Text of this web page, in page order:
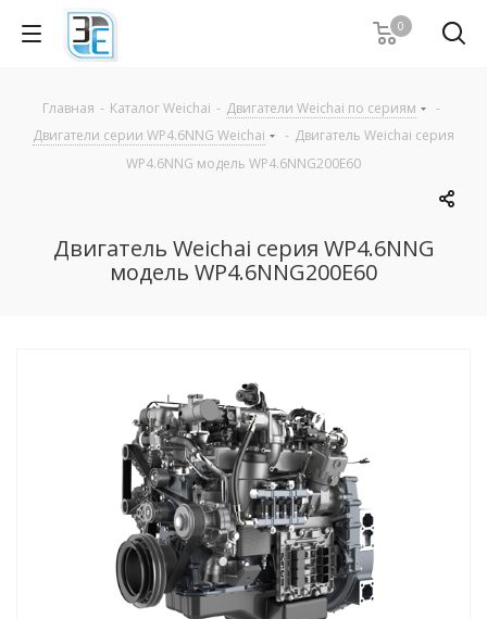
0
Главная - Каталог Weichai - Двигатели Weichai по сериям
-
Двигатели серии WP4.6NNG Weichai
- Двигатель Weichai серия
WP4.6NNG модель WP4.6NNG200E60
Двигатель Weichai серия WP4.6NNG
модель WP4.6NNG200E60